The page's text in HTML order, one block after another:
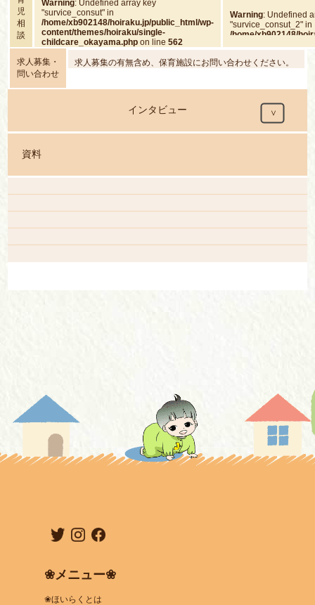
児
相
談
Warning: Undefined array key
"survice_consut" in
/home/xb902148/hoiraku.jp/public_html/wp-
content/themes/hoiraku/single-
childcare_okayama.php on line562
Warning: Undefined
"survice_consut_2" in
/home/xb902148/
求人募集・
問い合わせ
求人募集の有無含め、保育施設にお問い合わせください。
インタビュー
資料
❀メニュー❀
❀ほいらくとは